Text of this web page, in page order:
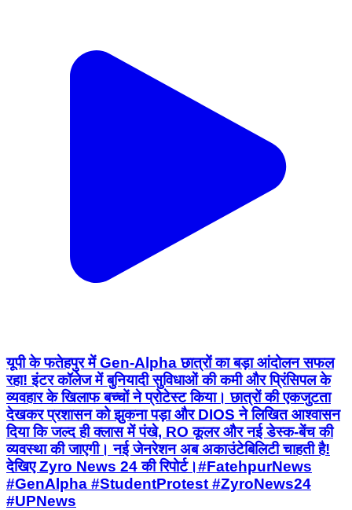
यूपी के फतेहपुर में Gen-Alpha छात्रों का बड़ा आंदोलन सफल
रहा! इंटर कॉलेज में बुनियादी सुविधाओं की कमी और प्रिंसिपल के
व्यवहार के खिलाफ बच्चों ने प्रोटेस्ट किया। छात्रों की एकजुटता
देखकर प्रशासन को झुकना पड़ा और DIOS ने लिखित आश्वासन
दिया कि जल्द ही क्लास में पंखे, RO कूलर और नई डेस्क-बेंच की
व्यवस्था की जाएगी। नई जेनरेशन अब अकाउंटेबिलिटी चाहती है!
देखिए Zyro News 24 की रिपोर्ट। ​#FatehpurNews
#GenAlpha #StudentProtest #ZyroNews24
#UPNews